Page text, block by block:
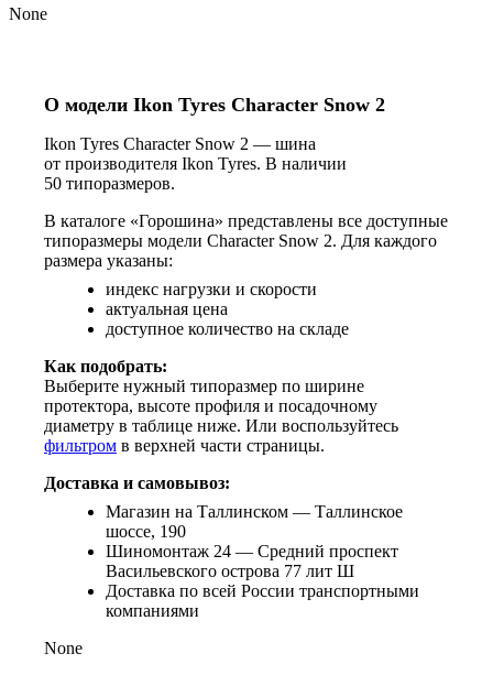
None
О модели Ikon Tyres Character Snow 2
Ikon Tyres Character Snow 2 — шина
от производителя Ikon Tyres. В наличии
50 типоразмеров.
В каталоге «Горошина» представлены все доступные
типоразмеры модели Character Snow 2. Для каждого
размера указаны:
индекс нагрузки и скорости
актуальная цена
доступное количество на складе
Как подобрать:
Выберите нужный типоразмер по ширине
протектора, высоте профиля и посадочному
диаметру в таблице ниже. Или воспользуйтесь
фильтром в верхней части страницы.
Доставка и самовывоз:
Магазин на Таллинском — Таллинское
шоссе, 190
Шиномонтаж 24 — Средний проспект
Васильевского острова 77 лит Ш
Доставка по всей России транспортными
компаниями
None